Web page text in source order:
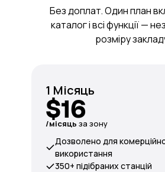
1 Місяць
$16
/місяць за зону
Дозволено для
використання
350+ підібраних станцій
Без доплат. Один план
каталог і всі функції —
розміру